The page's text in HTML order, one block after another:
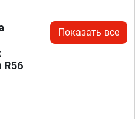
Показать все